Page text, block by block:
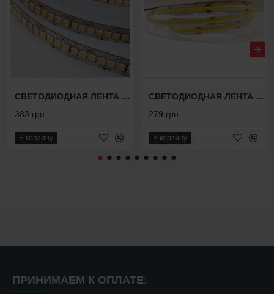
СВЕТОДИОДНАЯ ЛЕНТА FLT 14(UB)
383 грн.
В корзину
СВЕТОДИОДНАЯ ЛЕНТА FLT 66
279 грн.
В корзину
ПРИНИМАЕМ К ОПЛАТЕ: